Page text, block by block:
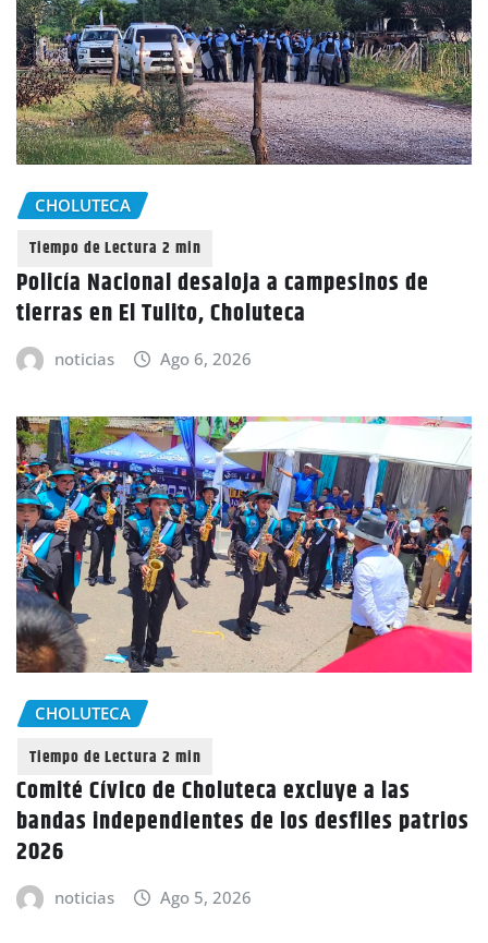
CHOLUTECA
Policía Nacional desaloja a campesinos de
tierras en El Tulito, Choluteca
noticias Ago 6, 2026
CHOLUTECA
Comité Cívico de Choluteca excluye a las
bandas independientes de los desfiles patrios
2026
noticias Ago 5, 2026